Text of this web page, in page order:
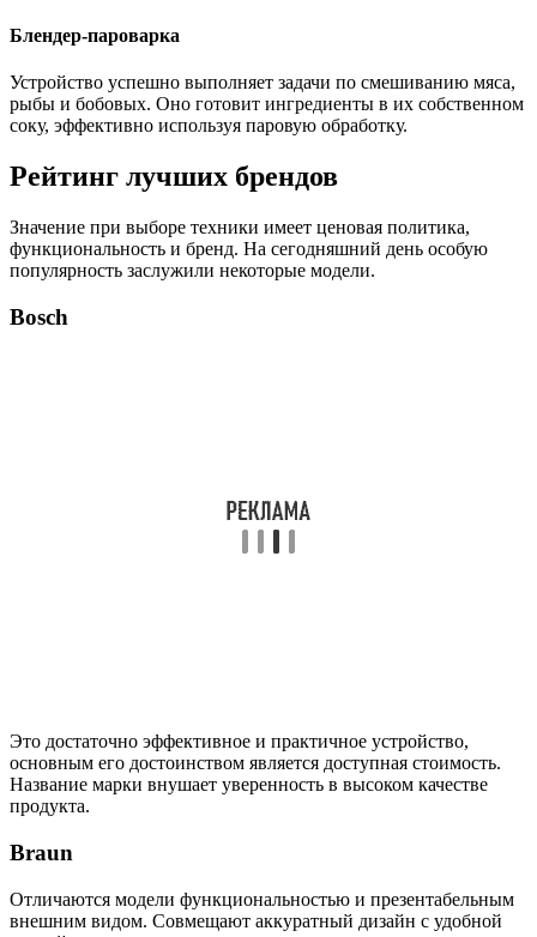
Блендер-пароварка
Устройство успешно выполняет задачи по смешиванию мяса,
рыбы и бобовых. Оно готовит ингредиенты в их собственном
соку, эффективно используя паровую обработку.
Рейтинг лучших брендов
Значение при выборе техники имеет ценовая политика,
функциональность и бренд. На сегодняшний день особую
популярность заслужили некоторые модели.
Bosch
Это достаточно эффективное и практичное устройство,
основным его достоинством является доступная стоимость.
Название марки внушает уверенность в высоком качестве
продукта.
Braun
Отличаются модели функциональностью и презентабельным
внешним видом. Совмещают аккуратный дизайн с удобной